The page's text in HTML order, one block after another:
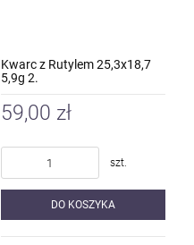
Kwarc z Rutylem 25,3x18,7
5,9g 2.
59,00 zł
szt.
DO KOSZYKA